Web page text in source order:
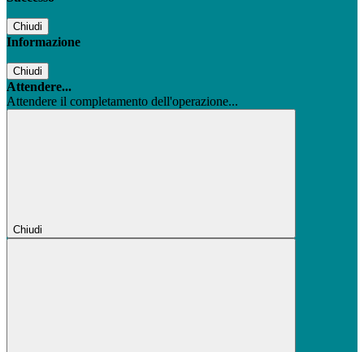
Chiudi
Informazione
Chiudi
Attendere...
Attendere il completamento dell'operazione...
Chiudi